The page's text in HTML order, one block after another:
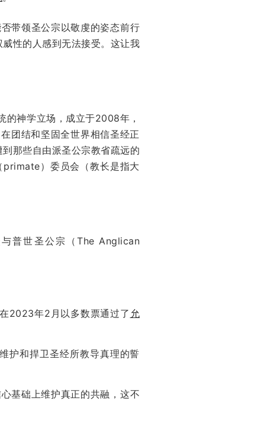
带领圣公宗以敬虔的姿态前行
性的人感到无法接受。这让我
的神学立场，成立于2008年，
团结和坚固全世界相信圣经正
那些自由派圣公宗教省疏远的
primate）委员会（教长是指大
普世圣公宗（The Anglican
2023年2月以多数票通过了 允
护和捍卫圣经所教导真理的誓
基础上维护真正的共融，这不